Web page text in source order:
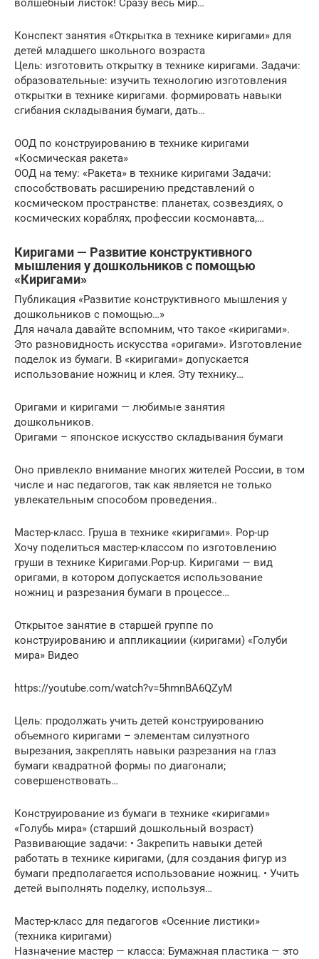
волшебный листок! Сразу весь мир…
Конспект занятия «Открытка в технике киригами» для
детей младшего школьного возраста
Цель: изготовить открытку в технике киригами. Задачи:
образовательные: изучить технологию изготовления
открытки в технике киригами. формировать навыки
сгибания складывания бумаги, дать…
ООД по конструированию в технике киригами
«Космическая ракета»
ООД на тему: «Ракета» в технике киригами Задачи:
способствовать расширению представлений о
космическом пространстве: планетах, созвездиях, о
космических кораблях, профессии космонавта,…
Киригами — Развитие конструктивного
мышления у дошкольников с помощью
«Киригами»
Публикация «Развитие конструктивного мышления у
дошкольников с помощью…»
Для начала давайте вспомним, что такое «киригами».
Это разновидность искусства «оригами». Изготовление
поделок из бумаги. В «киригами» допускается
использование ножниц и клея. Эту технику…
Оригами и киригами — любимые занятия
дошкольников.
Оригами – японское искусство складывания бумаги
Оно привлекло внимание многих жителей России, в том
числе и нас педагогов, так как является не только
увлекательным способом проведения..
Мастер-класс. Груша в технике «киригами». Pop-up
Хочу поделиться мастер-классом по изготовлению
груши в технике Киригами.Pop-up. Киригами — вид
оригами, в котором допускается использование
ножниц и разрезания бумаги в процессе…
Открытое занятие в старшей группе по
конструированию и аппликациии (киригами) «Голуби
мира» Видео
https://youtube.com/watch?v=5hmnBA6QZyM
Цель: продолжать учить детей конструированию
объемного киригами – элементам силуэтного
вырезания, закреплять навыки разрезания на глаз
бумаги квадратной формы по диагонали;
совершенствовать…
Конструирование из бумаги в технике «киригами»
«Голубь мира» (старший дошкольный возраст)
Развивающие задачи: • Закрепить навыки детей
работать в технике киригами, (для создания фигур из
бумаги предполагается использование ножниц. • Учить
детей выполнять поделку, используя…
Мастер-класс для педагогов «Осенние листики»
(техника киригами)
Назначение мастер — класса: Бумажная пластика — это